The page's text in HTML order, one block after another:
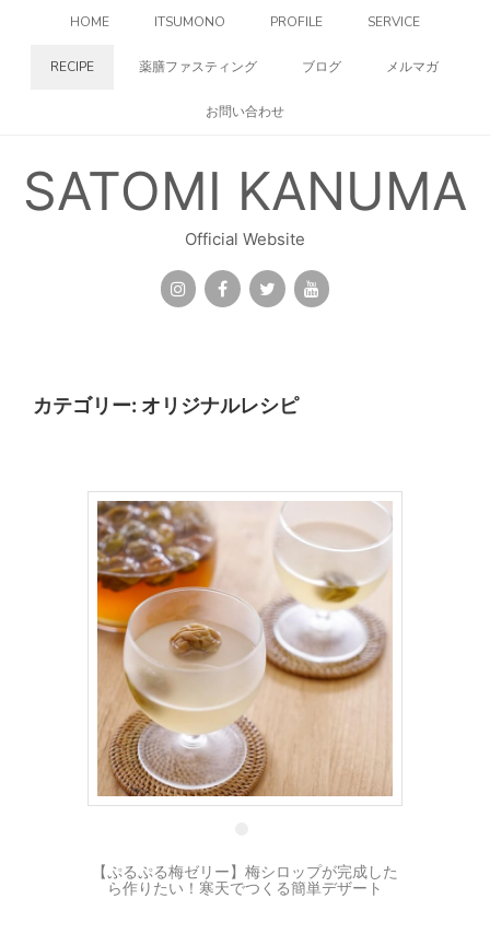
HOME ITSUMONO PROFILE SERVICE
RECIPE 薬膳ファスティング ブログ メルマガ
お問い合わせ
SATOMI KANUMA
Official Website
カテゴリー: オリジナルレシピ
2 7月
【ぷるぷる梅ゼリー】梅シロップが完成した
ら作りたい！寒天でつくる簡単デザート